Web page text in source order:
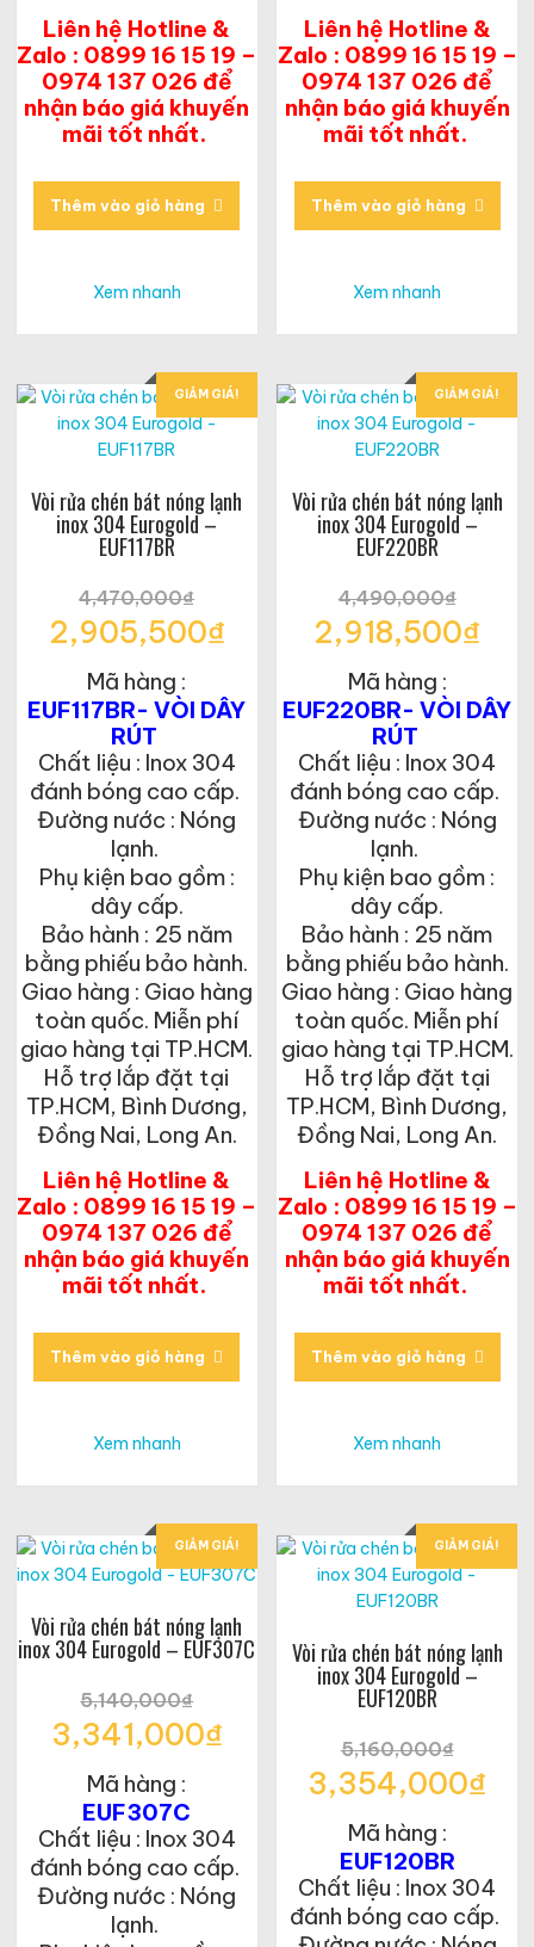
Liên hệ Hotline &
Zalo : 0899 16 15 19 –
0974 137 026 để
nhận báo giá khuyến
mãi tốt nhất.
Thêm vào giỏ hàng
Xem nhanh
Liên hệ Hotline &
Zalo : 0899 16 15 19 –
0974 137 026 để
nhận báo giá khuyến
mãi tốt nhất.
Thêm vào giỏ hàng
Xem nhanh
GIẢM GIÁ!
Vòi rửa chén bát nóng lạnh
inox 304 Eurogold –
EUF117BR
4,470,000₫
Giá
gốc
là:
4,470,000₫.
2,905,500₫
hiện
tại
là:
2,905,500₫.
Mã hàng :
EUF117BR- VÒI DÂY
RÚT
Chất liệu : Inox 304
đánh bóng cao cấp.
Đường nước : Nóng
lạnh.
Phụ kiện bao gồm :
dây cấp.
Bảo hành : 25 năm
bằng phiếu bảo hành.
Giao hàng : Giao hàng
toàn quốc. Miễn phí
giao hàng tại TP.HCM.
Hỗ trợ lắp đặt tại
TP.HCM, Bình Dương,
Đồng Nai, Long An.
Liên hệ Hotline &
Zalo : 0899 16 15 19 –
0974 137 026 để
nhận báo giá khuyến
mãi tốt nhất.
Thêm vào giỏ hàng
Xem nhanh
GIẢM GIÁ!
Vòi rửa chén bát nóng lạnh
inox 304 Eurogold –
EUF220BR
4,490,000₫
Giá
gốc
là:
4,490,000₫.
2,918,500₫
hiện
tại
là:
2,918,500₫.
Mã hàng :
EUF220BR- VÒI DÂY
RÚT
Chất liệu : Inox 304
đánh bóng cao cấp.
Đường nước : Nóng
lạnh.
Phụ kiện bao gồm :
dây cấp.
Bảo hành : 25 năm
bằng phiếu bảo hành.
Giao hàng : Giao hàng
toàn quốc. Miễn phí
giao hàng tại TP.HCM.
Hỗ trợ lắp đặt tại
TP.HCM, Bình Dương,
Đồng Nai, Long An.
Liên hệ Hotline &
Zalo : 0899 16 15 19 –
0974 137 026 để
nhận báo giá khuyến
mãi tốt nhất.
Thêm vào giỏ hàng
Xem nhanh
GIẢM GIÁ!
Vòi rửa chén bát nóng lạnh
inox 304 Eurogold – EUF307C
5,140,000₫
Giá
gốc
là:
5,140,000₫.
3,341,000₫
hiện
tại
là:
3,341,000₫.
Mã hàng :
EUF307C
Chất liệu : Inox 304
đánh bóng cao cấp.
Đường nước : Nóng
lạnh.
GIẢM GIÁ!
Vòi rửa chén bát nóng lạnh
inox 304 Eurogold –
EUF120BR
5,160,000₫
Giá
gốc
là:
5,160,000₫.
3,354,000₫
hiện
tại
là:
3,354,000₫.
Mã hàng :
EUF120BR
Chất liệu : Inox 304
đánh bóng cao cấp.